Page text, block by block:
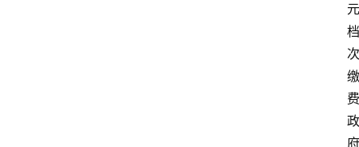
元
档
次
缴
费
政
府